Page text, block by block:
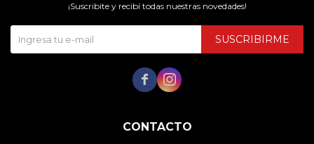
CONTACTO
¡Suscribite y recibí todas nuestras novedades!
SUSCRIBIRME
 